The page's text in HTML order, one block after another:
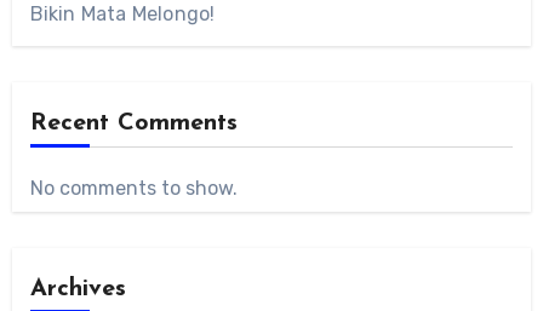
Bikin Mata Melongo!
Recent Comments
No comments to show.
Archives